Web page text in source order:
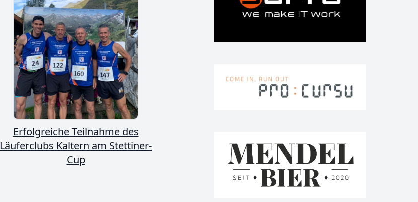
Erfolgreiche Teilnahme des
Läuferclubs Kaltern am Stettiner-
Cup